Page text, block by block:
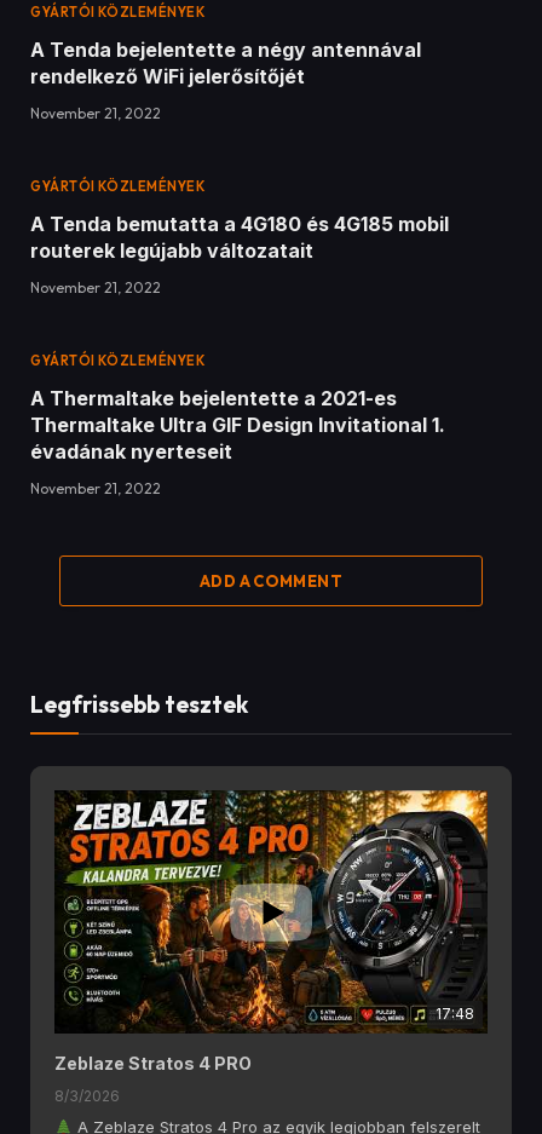
GYÁRTÓI KÖZLEMÉNYEK
A Tenda bejelentette a négy antennával
rendelkező WiFi jelerősítőjét
November 21, 2022
GYÁRTÓI KÖZLEMÉNYEK
A Tenda bemutatta a 4G180 és 4G185 mobil
routerek legújabb változatait
November 21, 2022
GYÁRTÓI KÖZLEMÉNYEK
A Thermaltake bejelentette a 2021-es
Thermaltake Ultra GIF Design Invitational 1.
évadának nyerteseit
November 21, 2022
ADD A COMMENT
Legfrissebb tesztek
17:48
Zeblaze Stratos 4 PRO
8/3/2026
A Zeblaze Stratos 4 Pro az egyik legjobban felszerelt